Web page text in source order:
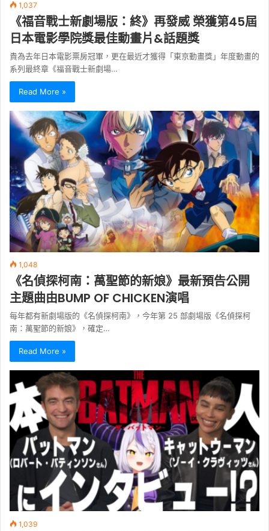
1,037
《福音戰士新劇場版：終》再發威 榮獲第45屆
日本電影學院獎最佳動畫片&話題獎
貴為去年日本電影票房冠軍，更在最近才獲得「東京動畫獎」年度動畫的
系列最終章《福音戰士新劇場…
Read More »
1,048
《名偵探柯南：萬聖節的新娘》最新預告公開
主題曲由BUMP OF CHICKEN演唱
每年都有新劇場版的《名偵探柯南》，今年第 25 部劇場版《名偵探柯
南：萬聖節的新娘》，確定…
Read More »
1,039